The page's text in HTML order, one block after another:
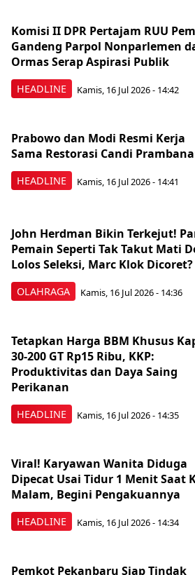
HEADLINE
Komisi II DPR Pertajam RUU
Gandeng Parpol Nonparlemen
Ormas Serap Aspirasi Publik
Kamis, 16 Jul 2026 - 14:42
HEADLINE
Prabowo dan Modi Resmi Kerja
Sama Restorasi Candi
Kamis, 16 Jul 2026 - 14:41
OLAHRAGA
John Herdman Bikin Terkejut!
Pemain Seperti Tak Takut Mati
Lolos Seleksi, Marc Klok Dicoret?
Kamis, 16 Jul 2026 - 14:36
HEADLINE
Tetapkan Harga BBM Khusus
30-200 GT Rp15 Ribu, KKP:
Produktivitas dan Daya Saing
Perikanan
Kamis, 16 Jul 2026 - 14:35
HEADLINE
Viral! Karyawan Wanita Diduga
Dipecat Usai Tidur 1 Menit Saat
Malam, Begini Pengakuannya
Kamis, 16 Jul 2026 - 14:34
Pemkot Pekanbaru Siap Tindak